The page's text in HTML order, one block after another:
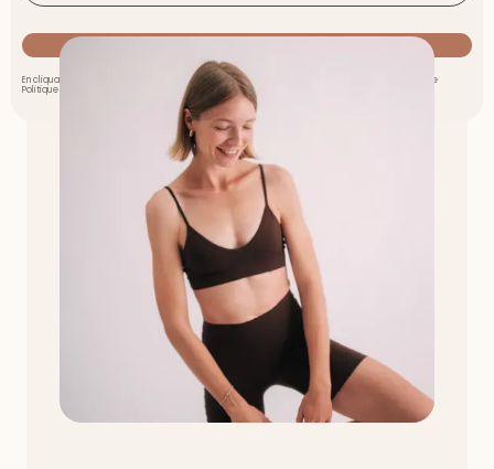
En cliquant sur ce bouton ci-dessus vous créez un compte avec Clarisse Ernoux et acceptez notre
Politique de Confidentialité et Conditions Générales d'Utilisation, ainsi que la réception d'emails.